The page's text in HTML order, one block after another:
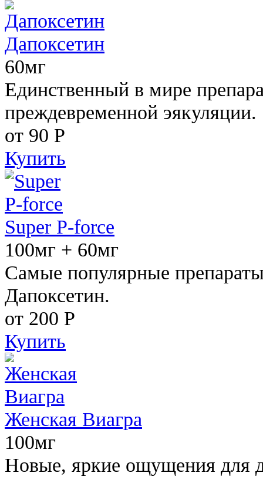
Дапоксетин
60мг
Единственный в мире
преждевременной эякуляции.
от 90 Р
Купить
Super P-force
100мг + 60мг
Самые популярные
Дапоксетин.
от 200 Р
Купить
Женская Виагра
100мг
Новые, яркие ощущения для